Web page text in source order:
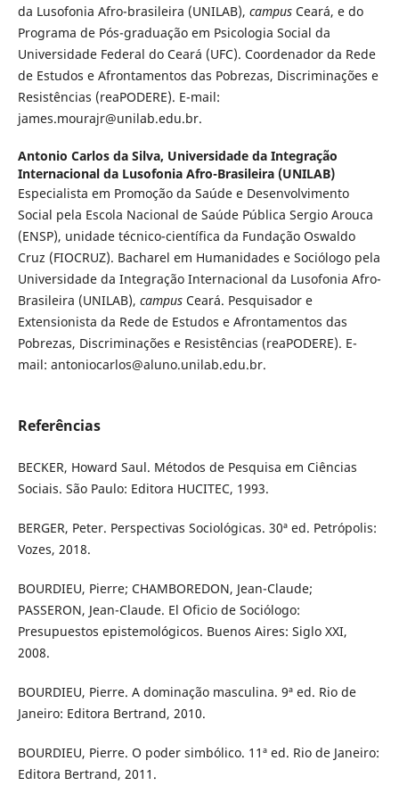
da Lusofonia Afro-brasileira (UNILAB), campusCeará, e do
Programa de Pós-graduação em Psicologia Social da
Universidade Federal do Ceará (UFC). Coordenador da Rede
de Estudos e Afrontamentos das Pobrezas, Discriminações e
Resistências (reaPODERE). E-mail:
james.mourajr@unilab.edu.br.
Antonio Carlos da Silva, Universidade da Integração
Internacional da Lusofonia Afro-Brasileira (UNILAB)
Especialista em Promoção da Saúde e Desenvolvimento
Social pela Escola Nacional de Saúde Pública Sergio Arouca
(ENSP), unidade técnico-científica da Fundação Oswaldo
Cruz (FIOCRUZ). Bacharel em Humanidades e Sociólogo pela
Universidade da Integração Internacional da Lusofonia Afro-
Brasileira (UNILAB), campusCeará. Pesquisador e
Extensionista da Rede de Estudos e Afrontamentos das
Pobrezas, Discriminações e Resistências (reaPODERE). E-
mail: antoniocarlos@aluno.unilab.edu.br.
Referências
BECKER, Howard Saul. Métodos de Pesquisa em Ciências
Sociais. São Paulo: Editora HUCITEC, 1993.
BERGER, Peter. Perspectivas Sociológicas. 30ª ed. Petrópolis:
Vozes, 2018.
BOURDIEU, Pierre; CHAMBOREDON, Jean-Claude;
PASSERON, Jean-Claude. El Oficio de Sociólogo:
Presupuestos epistemológicos. Buenos Aires: Siglo XXI,
2008.
BOURDIEU, Pierre. A dominação masculina. 9ª ed. Rio de
Janeiro: Editora Bertrand, 2010.
BOURDIEU, Pierre. O poder simbólico. 11ª ed. Rio de Janeiro:
Editora Bertrand, 2011.